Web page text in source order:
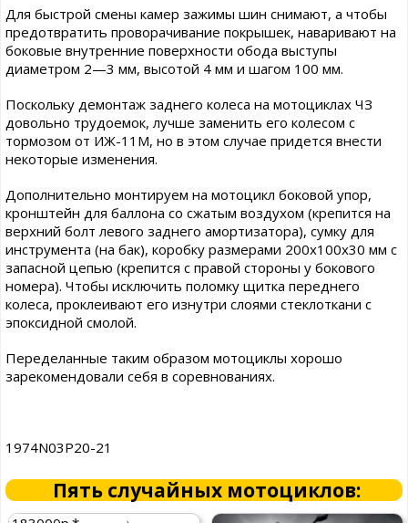
Для быстрой смены камер зажимы шин снимают, а чтобы
предотвратить проворачивание покрышек, наваривают на
боковые внутренние поверхности обода выступы
диаметром 2—3 мм, высотой 4 мм и шагом 100 мм.
Поскольку демонтаж заднего колеса на мотоциклах ЧЗ
довольно трудоемок, лучше заменить его колесом с
тормозом от ИЖ-11М, но в этом случае придется внести
некоторые изменения.
Дополнительно монтируем на мотоцикл боковой упор,
кронштейн для баллона со сжатым воздухом (крепится на
верхний болт левого заднего амортизатора), сумку для
инструмента (на бак), коробку размерами 200x100x30 мм с
запасной цепью (крепится с правой стороны у бокового
номера). Чтобы исключить поломку щитка переднего
колеса, проклеивают его изнутри слоями стеклоткани с
эпоксидной смолой.
Переделанные таким образом мотоциклы хорошо
зарекомендовали себя в соревнованиях.
1974N03P20-21
Пять случайных мотоциклов: